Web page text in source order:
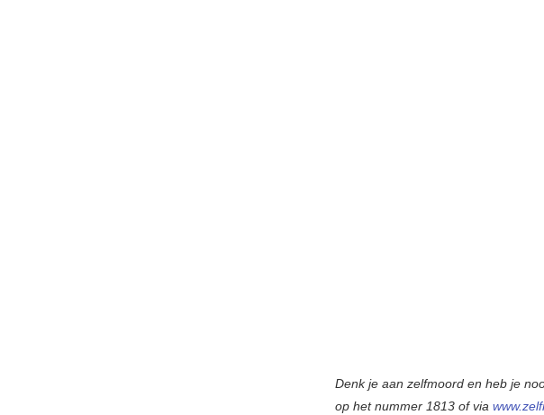
Denk je aan zelfmoord en heb je
op het nummer 1813 of via